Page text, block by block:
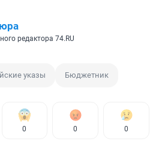
редактора 74.RU
указы Бюджетник
0 0 0